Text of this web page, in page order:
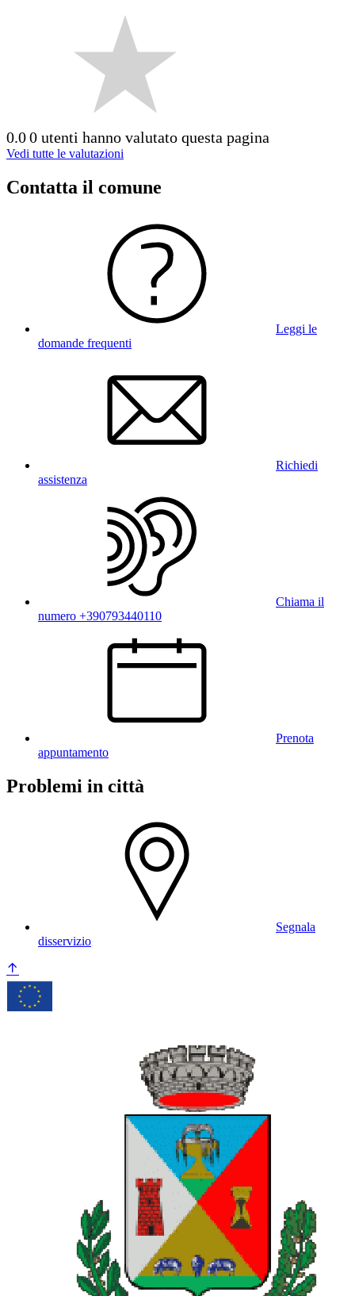
0.00 utenti hanno valutato questa pagina
Vedi tutte le valutazioni
Contatta il comune
Leggi le
domande frequenti
Richiedi
assistenza
Chiama il
numero +390793440110
Prenota
appuntamento
Problemi in città
Segnala
disservizio